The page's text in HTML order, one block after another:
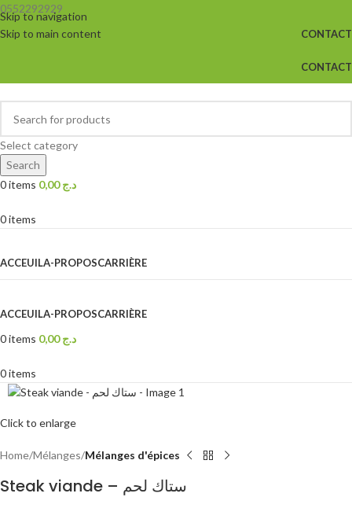
Skip to navigation
Skip to main content
0552292929
CONTACT
CONTACT
Select category
Search
0items د.ج0,00
0items
ACCEUILA-PROPOSCARRIÈRE
ACCEUILA-PROPOSCARRIÈRE
0items د.ج0,00
0items
Click to enlarge
Home Mélanges Mélanges d'épices
Steak viande – ستاك لحم